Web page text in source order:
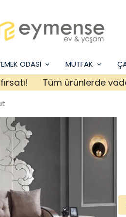
ODASI MUTFAK
Tüm ürünlerde vade